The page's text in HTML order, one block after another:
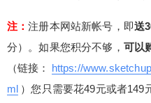
注：注册本网站新帐号，即送
分）。如果您积分不够， 可以
（链接：
https://
ml ）您只需要花49元或者149